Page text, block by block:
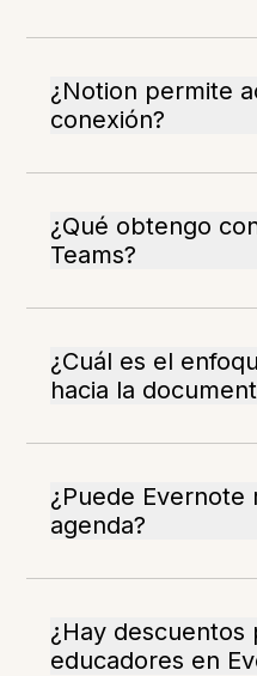
¿Notion permite
conexión?
¿Qué obtengo
Teams?
¿Cuál es el
hacia la
¿Puede Evernote
agenda?
¿Hay descuentos
educadores en